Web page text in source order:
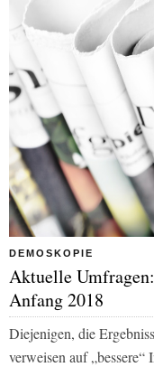
DEMOSKOPIE
Aktuelle
Anfang 2018
Diejenigen, die
verweisen auf